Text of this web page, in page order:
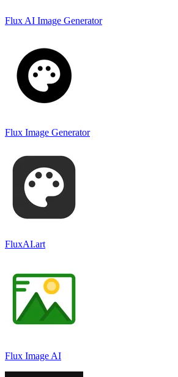
Flux AI Image Generator
Flux Image Generator
FluxAI.art
Flux Image AI